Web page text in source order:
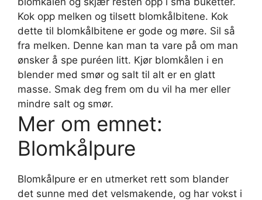
Kok opp melken og tilsett blomkålbitene. Kok
dette til blomkålbitene er gode og møre. Sil så
fra melken. Denne kan man ta vare på om man
ønsker å spe puréen litt. Kjør blomkålen i en
blender med smør og salt til alt er en glatt
masse. Smak deg frem om du vil ha mer eller
mindre salt og smør.
Mer om emnet:
Blomkålpure
Blomkålpure er en utmerket rett som blander
det sunne med det velsmakende, og har vokst i